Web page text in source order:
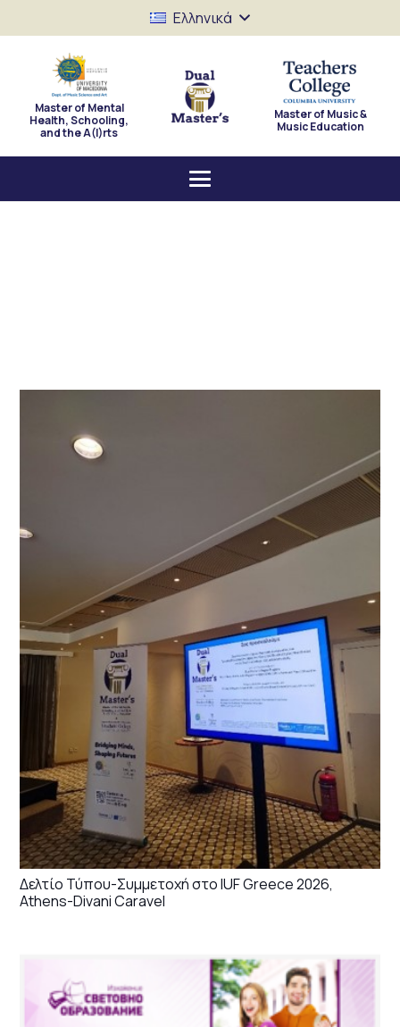
Ελληνικά
Master of Mental
Health, Schooling,
and the A(I)rts
Master of Music &
Music Education
Δελτίο Τύπου-Συμμετοχή στο IUF Greece 2026,
Athens-Divani Caravel